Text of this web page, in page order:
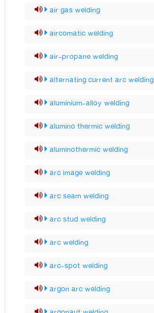
air gas welding
aircomatic welding
air-propane welding
alternating current arc welding
aluminium-alloy welding
alumino thermic welding
aluminothermic welding
arc image welding
arc seam welding
arc stud welding
arc welding
arc-spot welding
argon arc welding